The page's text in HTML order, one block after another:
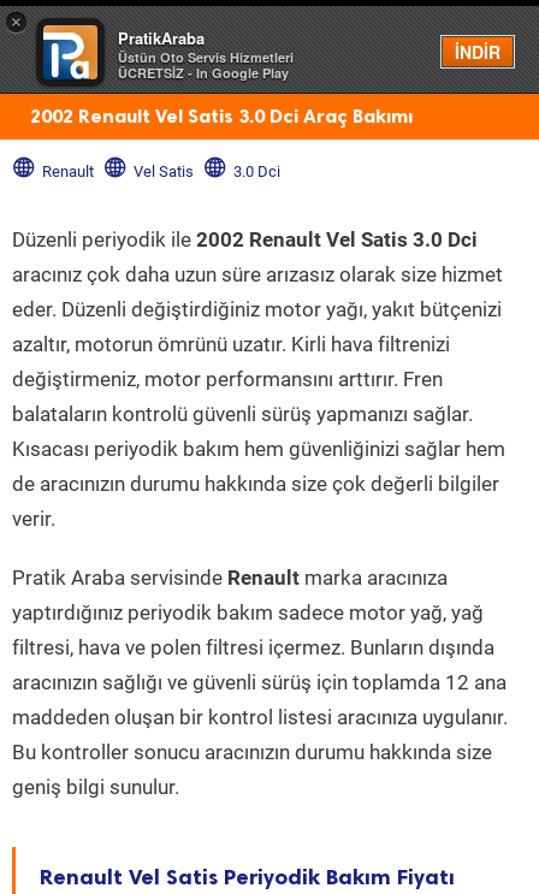
×
PratikAraba
Üstün Oto Servis Hizmetleri
ÜCRETSİZ - In Google Play
İNDİR
Menü
2002 Renault Vel Satis 3.0 Dci Araç Bakımı
Renault Vel Satis 3.0 Dci
Düzenli periyodik ile 2002 Renault Vel Satis 3.0 Dci
aracınız çok daha uzun süre arızasız olarak size hizmet
eder. Düzenli değiştirdiğiniz motor yağı, yakıt bütçenizi
azaltır, motorun ömrünü uzatır. Kirli hava filtrenizi
değiştirmeniz, motor performansını arttırır. Fren
balataların kontrolü güvenli sürüş yapmanızı sağlar.
Kısacası periyodik bakım hem güvenliğinizi sağlar hem
de aracınızın durumu hakkında size çok değerli bilgiler
verir.
Pratik Araba servisinde Renault marka aracınıza
yaptırdığınız periyodik bakım sadece motor yağ, yağ
filtresi, hava ve polen filtresi içermez. Bunların dışında
aracınızın sağlığı ve güvenli sürüş için toplamda 12 ana
maddeden oluşan bir kontrol listesi aracınıza uygulanır.
Bu kontroller sonucu aracınızın durumu hakkında size
geniş bilgi sunulur.
Renault Vel Satis Periyodik Bakım Fiyatı